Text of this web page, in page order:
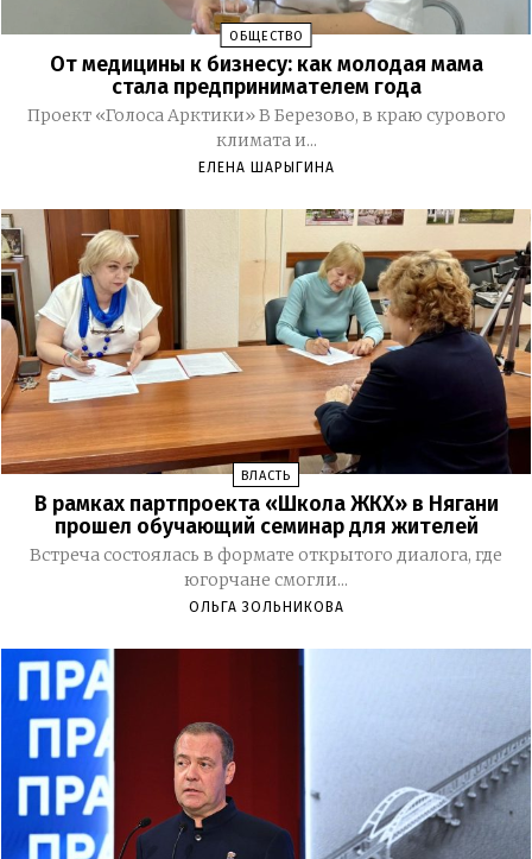
ОБЩЕСТВО
От медицины к бизнесу: как молодая мама
стала предпринимателем года
Проект «Голоса Арктики» В Березово, в краю сурового
климата и...
ЕЛЕНА ШАРЫГИНА
ВЛАСТЬ
В рамках партпроекта «Школа ЖКХ» в Нягани
прошел обучающий семинар для жителей
Встреча состоялась в формате открытого диалога, где
югорчане смогли...
ОЛЬГА ЗОЛЬНИКОВА